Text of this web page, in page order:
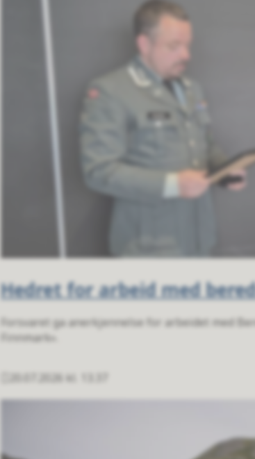
Hedret for arbeid med
Forsvaret ga anerkjennelse for arbeidet med
Finnmark».
Publisert
20.07.2026 kl. 13.37